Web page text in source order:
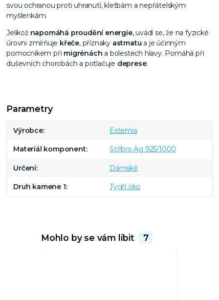
svou ochranou proti uhranutí, kletbám a nepřátelským
myšlenkám.
Jelikož napomáhá proudění energie, uvádí se, že na fyzické
úrovni zmírňuje křeče, příznaky astmatu a je účinným
pomocníkem při migrénách a bolestech hlavy. Pomáhá při
duševních chorobách a potlačuje deprese.
Parametry
Výrobce Estemia
Materiál komponent Stříbro Ag 925/1000
Určení Dámské
Druh kamene 1 Tygří oko
Mohlo by se vám líbit 7